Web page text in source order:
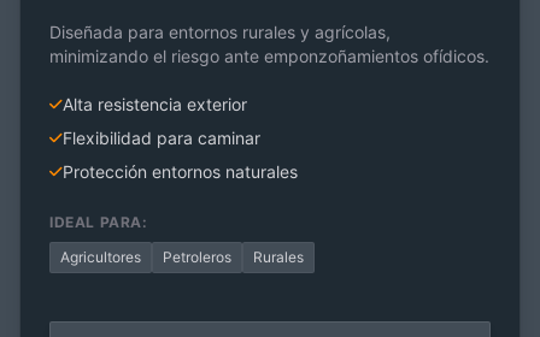
Diseñada para entornos rurales y agrícolas,
minimizando el riesgo ante emponzoñamientos ofídicos.
Alta resistencia exterior
Flexibilidad para caminar
Protección entornos naturales
IDEAL PARA:
Agricultores
Petroleros Rurales